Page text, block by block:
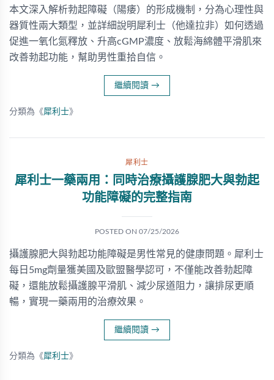
本文深入解析勃起障礙（陽痿）的形成機制，分為心理性與
器質性兩大類型，並詳細說明犀利士（他達拉非）如何透過
促進一氧化氮釋放、升高cGMP濃度、放鬆海綿體平滑肌來
改善勃起功能，幫助男性重拾自信。
繼續閱讀 →
分類為《犀利士》
犀利士
犀利士一藥兩用：同時治療攝護腺肥大與勃起
功能障礙的完整指南
POSTED ON 07/25/2026
攝護腺肥大與勃起功能障礙是男性常見的健康問題。犀利士
每日5mg劑量獲美國及歐盟醫學認可，不僅能改善勃起障
礙，還能放鬆攝護腺平滑肌、減少尿道阻力，讓排尿更順
暢，實現一藥兩用的治療效果。
繼續閱讀 →
分類為《犀利士》